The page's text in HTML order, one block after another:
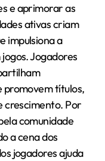
e aprimorar as
ativas criam
impulsiona a
Jogadores
promovem títulos,
crescimento. Por
comunidade
a cena dos
jogadores ajuda